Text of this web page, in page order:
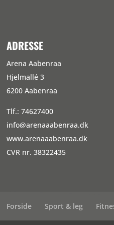
ADRESSE
Arena Aabenraa
Hjelmallé 3
6200 Aabenraa
Tlf.: 74627400
info@arenaaabenraa.dk
www.arenaaabenraa.dk
CVR nr. 38322435
Forside Sport & leg